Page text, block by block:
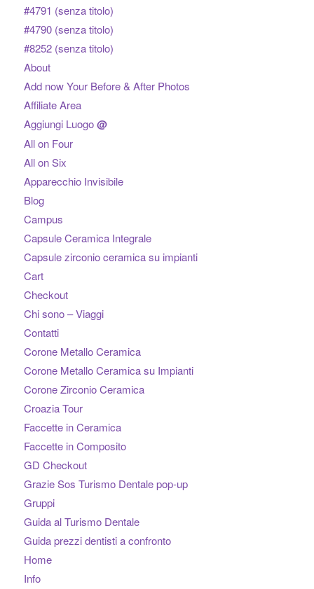
#4791 (senza titolo)
#4790 (senza titolo)
#8252 (senza titolo)
About
Add now Your Before & After Photos
Affiliate Area
Aggiungi Luogo@
All on Four
All on Six
Apparecchio Invisibile
Blog
Campus
Capsule Ceramica Integrale
Capsule zirconio ceramica su impianti
Cart
Checkout
Chi sono – Viaggi
Contatti
Corone Metallo Ceramica
Corone Metallo Ceramica su Impianti
Corone Zirconio Ceramica
Croazia Tour
Faccette in Ceramica
Faccette in Composito
GD Checkout
Grazie Sos Turismo Dentale pop-up
Gruppi
Guida al Turismo Dentale
Guida prezzi dentisti a confronto
Home
Info